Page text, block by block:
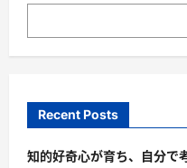
Recent Posts
知的好奇心が育ち、自分で